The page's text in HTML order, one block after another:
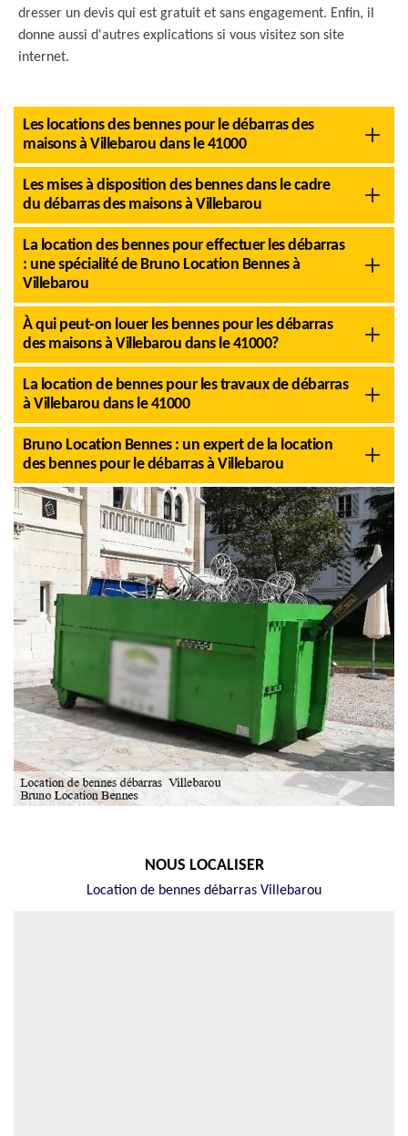
dresser un devis qui est gratuit et sans engagement. Enfin, il
donne aussi d'autres explications si vous visitez son site
internet.
Les locations des bennes pour le débarras des
maisons à Villebarou dans le 41000
Les mises à disposition des bennes dans le cadre
du débarras des maisons à Villebarou
La location des bennes pour effectuer les débarras
: une spécialité de Bruno Location Bennes à
Villebarou
À qui peut-on louer les bennes pour les débarras
des maisons à Villebarou dans le 41000?
La location de bennes pour les travaux de débarras
à Villebarou dans le 41000
Bruno Location Bennes : un expert de la location
des bennes pour le débarras à Villebarou
NOUS LOCALISER
Location de bennes débarras Villebarou